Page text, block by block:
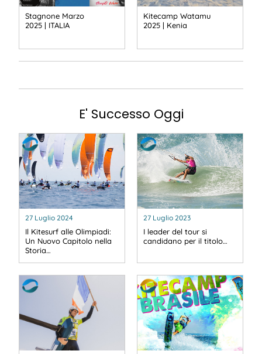
Stagnone Marzo
2025 | ITALIA
Kitecamp Watamu
2025 | Kenia
E' Successo Oggi
27 Luglio 2024
Il Kitesurf alle Olimpiadi:
Un Nuovo Capitolo nella
Storia…
27 Luglio 2023
I leader del tour si
candidano per il titolo…